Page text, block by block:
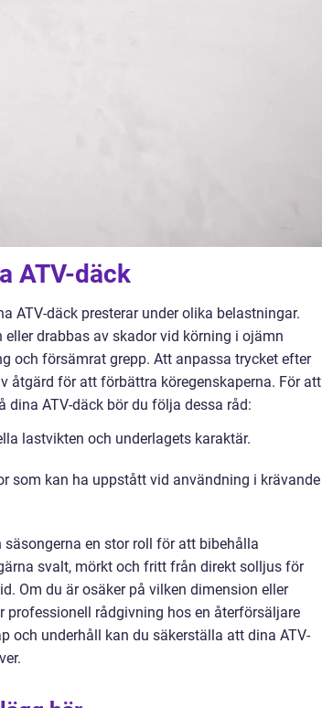
ATV-däck
ATV-däck presterar under olika belastningar.
drabbas av skador vid körning i ojämn
och försämrat grepp. Att anpassa trycket efter
åtgärd för att förbättra köregenskaperna. För att
ATV-däck bör du följa dessa råd:
lastvikten och underlagets karaktär.
som kan ha uppstått vid användning i krävande
en stor roll för att bibehålla
svalt, mörkt och fritt från direkt solljus för
. Om du är osäker på vilken dimension eller
rådgivning hos en återförsäljare
och underhåll kan du säkerställa att dina ATV-
.